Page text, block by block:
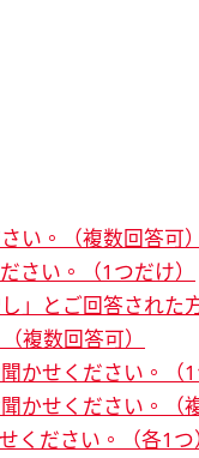
い。（複数回答可）
さい。（1つだけ）
」とご回答された
複数回答可）
かせください。（1
かせください。（
ください。（各1つ